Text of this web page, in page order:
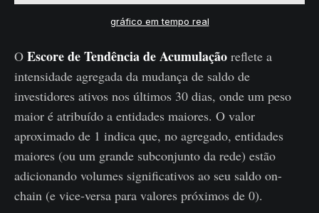
gráfico em tempo real
O Escore de Tendência de Acumulação reflete a
intensidade agregada da mudança de saldo de
investidores ativos nos últimos 30 dias, onde um peso
maior é atribuído a entidades maiores. O valor
aproximado de 1 indica que, no agregado, entidades
maiores (ou um grande subconjunto da rede) estão
adicionando volumes significativos ao seu saldo on-
chain (e vice-versa para valores próximos de 0).